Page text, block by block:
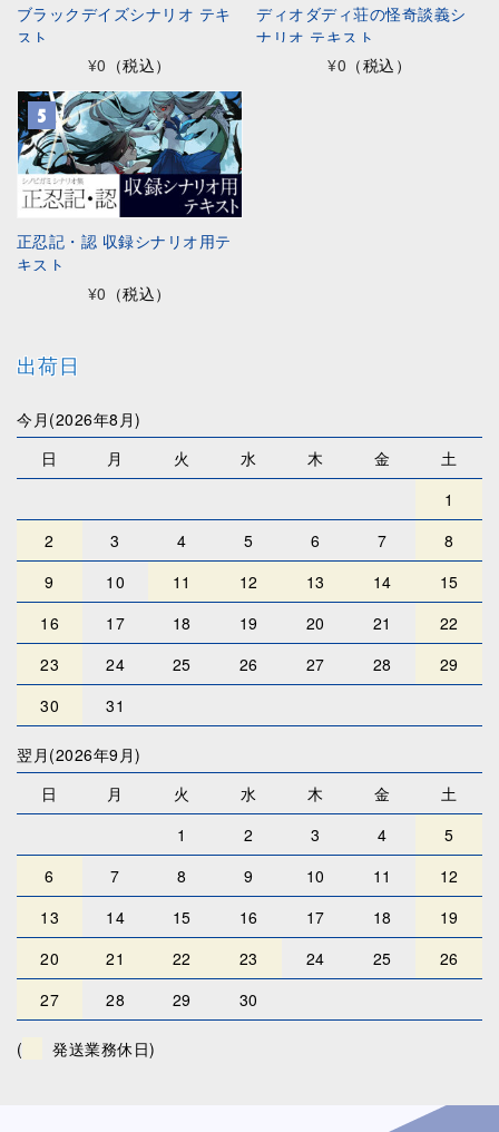
ブラックデイズシナリオ テキ
スト
¥0 （税込）
ディオダディ荘の怪奇談義シ
ナリオ テキスト
¥0 （税込）
正忍記・認 収録シナリオ用テ
キスト
¥0 （税込）
出荷日
今月(2026年8月)
日
月 火 水 木 金
土
1
2
3 4 5 6 7
8
9
10 11 12 13 14
15
16
17 18 19 20 21
22
23
24 25 26 27 28
29
30
31
翌月(2026年9月)
日
月 火 水 木 金
土
1
2 3 4
5
6
7 8 9 10 11
12
13
14 15 16 17 18
19
20
21 22 23 24 25
26
27
28 29 30
( 発送業務休日)